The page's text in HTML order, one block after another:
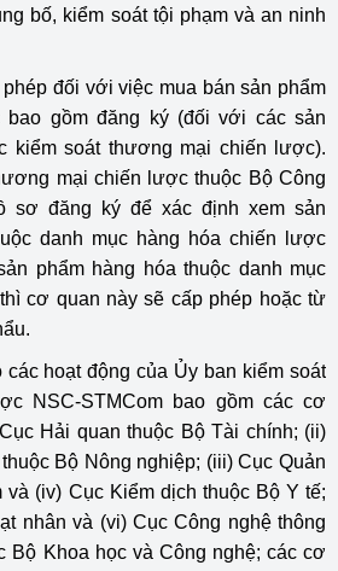
bố, kiểm soát tội phạm và an ninh
đối với việc mua bán sản phẩm
bao gồm đăng ký (đối với các sản
kiểm soát thương mại chiến lược).
mại chiến lược thuộc Bộ Công
sơ đăng ký để xác định xem sản
danh mục hàng hóa chiến lược
phẩm hàng hóa thuộc danh mục
cơ quan này sẽ cấp phép hoặc từ
hoạt động của Ủy ban kiểm soát
NSC-STMCom bao gồm các cơ
Hải quan thuộc Bộ Tài chính; (ii)
Bộ Nông nghiệp; (iii) Cục Quản
(iv) Cục Kiểm dịch thuộc Bộ Y tế;
nhân và (vi) Cục Công nghệ thông
Bộ Khoa học và Công nghệ; các cơ